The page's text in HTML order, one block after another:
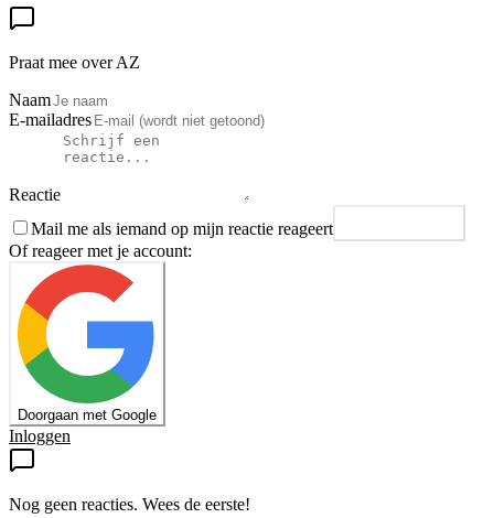
Praat mee over AZ
Naam
E-mailadres
Reactie
Mail me als iemand op mijn reactie reageert
Of reageer met je account:
Doorgaan met Google
Inloggen
Nog geen reacties. Wees de eerste!